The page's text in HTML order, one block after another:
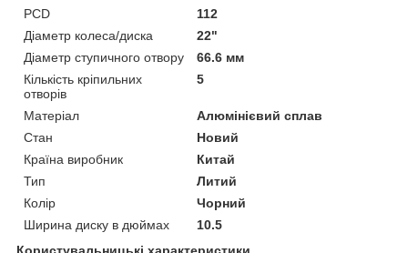
PCD
112
Діаметр колеса/диска
22"
Діаметр ступичного отвору
66.6 мм
Кількість кріпильних
отворів
5
Матеріал
Алюмінієвий сплав
Стан
Новий
Країна виробник
Китай
Тип
Литий
Колір
Чорний
Ширина диску в дюймах
10.5
Користувальницькі характеристики